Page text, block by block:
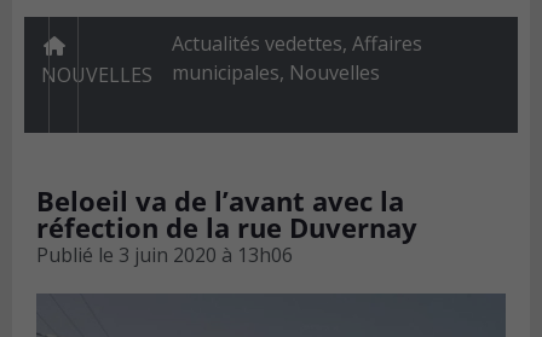
NOUVELLES
Actualités vedettes, Affaires
municipales, Nouvelles
Beloeil va de l’avant avec la
réfection de la rue Duvernay
Publié le 3 juin 2020 à 13h06